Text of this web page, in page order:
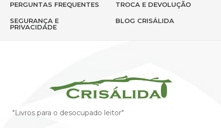
PERGUNTAS FREQUENTES TROCA E DEVOLUÇÃO
SEGURANÇA E
PRIVACIDADE
BLOG CRISÁLIDA
"Livros para o desocupado leitor"